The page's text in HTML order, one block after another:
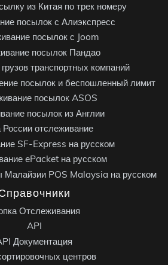
из Китая по трек номеру
посылок с Алиэкспресс
посылок с Joom
посылок Пандао
транспортных компаний
посылок и беспошленный лимит
посылок ASOS
посылок из Англии
России отслеживание
SF-Express на русском
ePacket на русском
POS Malaysia на русском
Отслеживания
API
Документация
центров